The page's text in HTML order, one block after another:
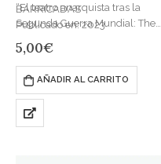
BARRICADAS
Publicado en: 2023
ISBN: 978-92-0-082066-3
“El teatro anarquista tras la
Segunda Guerra Mundial: The
de Ensaios” es el…
5,00€
AÑADIR AL CARRITO